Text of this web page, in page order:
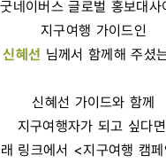
굿네이버스 글로벌 홍보대사
지구여행 가이드인
혜선 님께서 함께해 주셨
신혜선 가이드와 함께
지구여행자가 되고 싶다
링크에서 <지구여행 캠